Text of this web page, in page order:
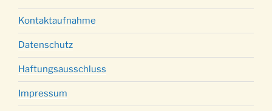
Kontaktaufnahme
Datenschutz
Haftungsausschluss
Impressum